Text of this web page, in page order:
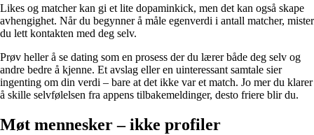
Likes og matcher kan gi et lite dopaminkick, men det kan også skape
avhengighet. Når du begynner å måle egenverdi i antall matcher, mister
du lett kontakten med deg selv.
Prøv heller å se dating som en prosess der du lærer både deg selv og
andre bedre å kjenne. Et avslag eller en uinteressant samtale sier
ingenting om din verdi – bare at det ikke var et match. Jo mer du klarer
å skille selvfølelsen fra appens tilbakemeldinger, desto friere blir du.
Møt mennesker – ikke profiler